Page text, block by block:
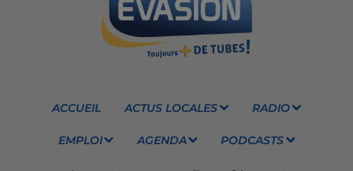
ACCUEIL ACTUS LOCALES RADIO
EMPLOI AGENDA PODCASTS